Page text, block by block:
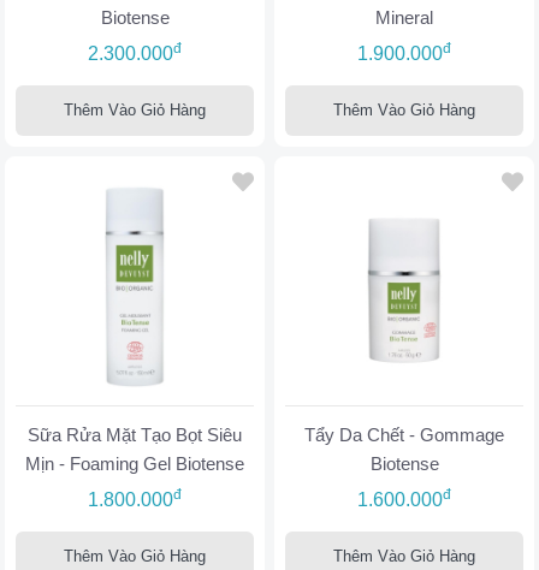
Biotense
2.300.000đ
Thêm Vào Giỏ Hàng
Mineral
1.900.000đ
Thêm Vào Giỏ Hàng
Sữa Rửa Mặt Tạo Bọt Siêu
Mịn - Foaming Gel Biotense
1.800.000đ
Thêm Vào Giỏ Hàng
Tẩy Da Chết - Gommage
Biotense
1.600.000đ
Thêm Vào Giỏ Hàng